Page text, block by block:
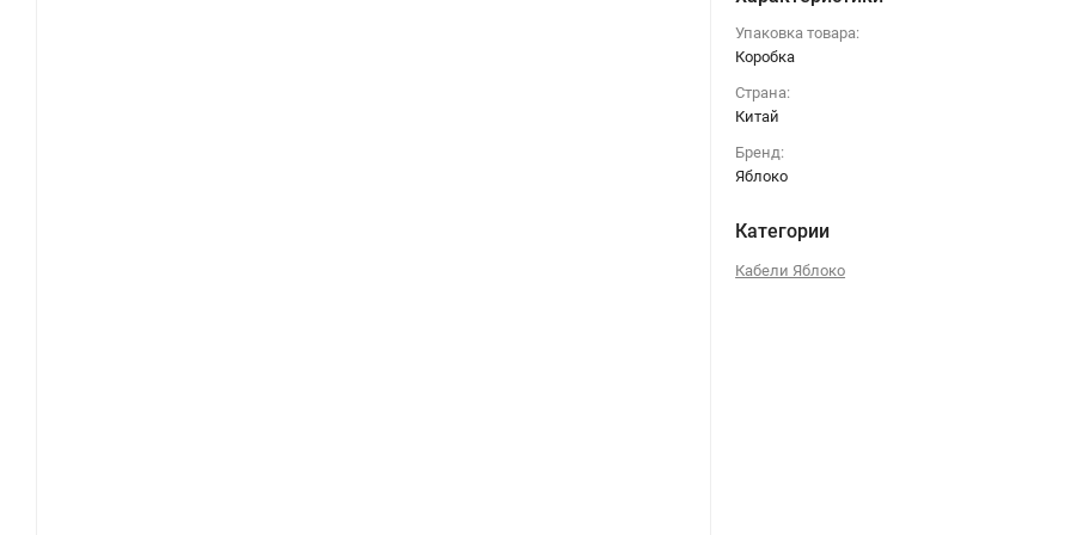
Упаковка товара:
Коробка
Страна:
Китай
Бренд:
Яблоко
Категории
Кабели Яблоко